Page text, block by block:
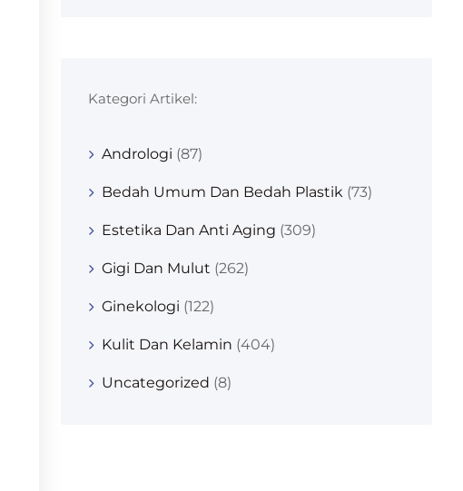
Kategori Artikel:
Andrologi (87)
Bedah Umum Dan Bedah Plastik (73)
Estetika Dan Anti Aging (309)
Gigi Dan Mulut (262)
Ginekologi (122)
Kulit Dan Kelamin (404)
Uncategorized (8)